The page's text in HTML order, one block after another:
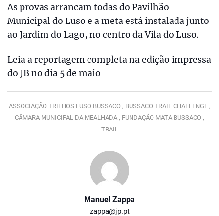
Manuel Zappa
zappa@jp.pt
As provas arrancam todas do Pavilhão
Municipal do Luso e a meta está instalada junto
ao Jardim do Lago, no centro da Vila do Luso.
Leia a reportagem completa na edição impressa
do JB no dia 5 de maio
ASSOCIAÇÃO TRILHOS LUSO BUSSACO , BUSSACO TRAIL CHALLENGE ,
CÂMARA MUNICIPAL DA MEALHADA , FUNDAÇÃO MATA BUSSACO ,
TRAIL